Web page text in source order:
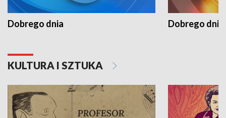
Dobrego dnia Dobrego dnia
KULTURA I SZTUKA